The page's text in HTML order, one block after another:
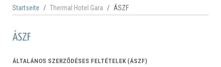
Startseite Thermal Hotel Gara ÁSZF
ÁSZF
ÁLTALÁNOS SZERZŐDÉSES FELTÉTELEK (ÁSZF)